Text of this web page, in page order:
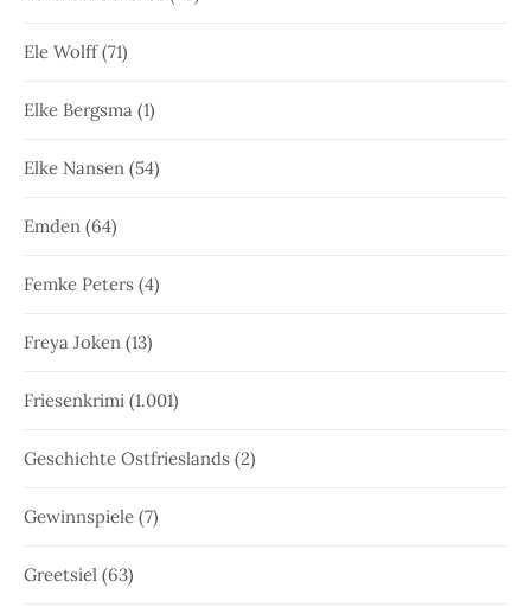
Ele Wolff(71)
Elke Bergsma (1)
Elke Nansen (54)
Emden (64)
Femke Peters (4)
Freya Joken (13)
Friesenkrimi (1.001)
Geschichte Ostfrieslands (2)
Gewinnspiele (7)
Greetsiel (63)